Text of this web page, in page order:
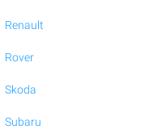
Renault
Rover
Skoda
Subaru